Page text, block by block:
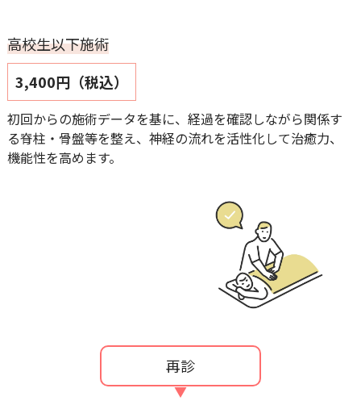
高校生以下施術
3,400円（税込）
初回からの施術データを基に、経過を確認しながら関係す
る脊柱・骨盤等を整え、神経の流れを活性化して治癒力、
機能性を高めます。
再診